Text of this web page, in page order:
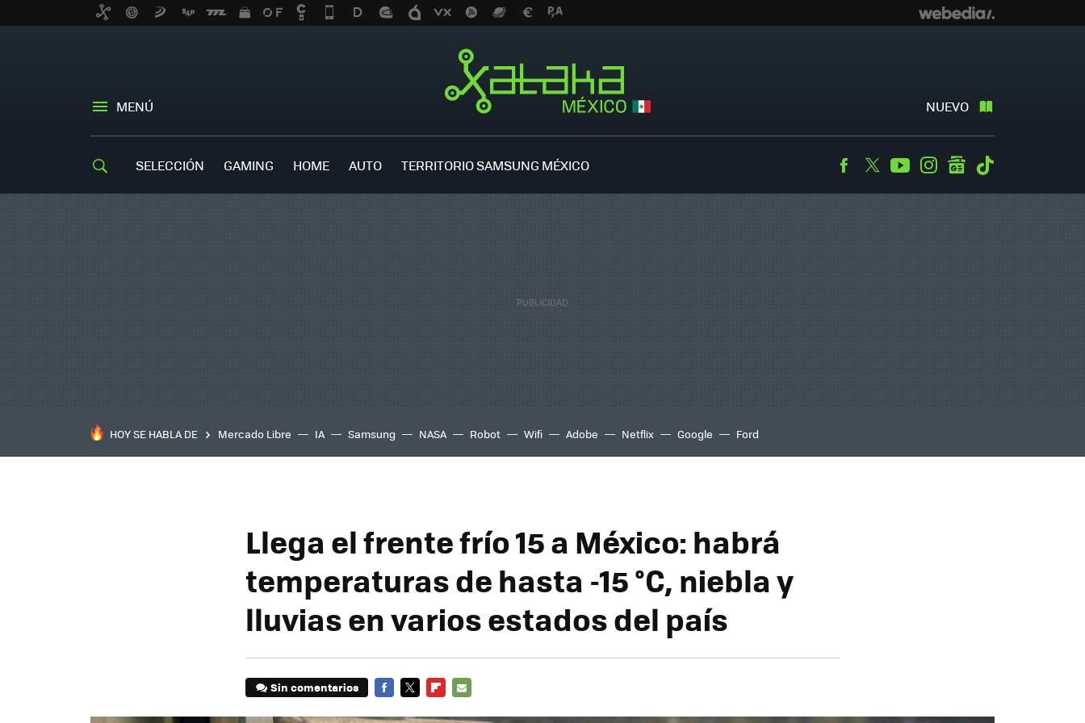
MENÚ NUEVO
SELECCIÓN GAMING HOME AUTO TERRITORIO SAMSUNG MÉXICO Facebook
TwitterYoutubeInstagramgooglenews
HOY SE HABLA DE Mercado Libre IA Samsung NASA Robot Wifi Adobe Netflix Google Ford
Llega el frente frío 15 a México: habrá
temperaturas de hasta -15 °C, niebla y
lluvias en varios estados del país
Sin comentarios